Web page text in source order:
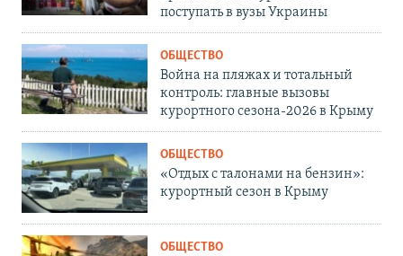
поступать в вузы Украины
ОБЩЕСТВО
Война на пляжах и тотальный
контроль: главные вызовы
курортного сезона-2026 в Крыму
ОБЩЕСТВО
«Отдых с талонами на бензин»:
курортный сезон в Крыму
ОБЩЕСТВО